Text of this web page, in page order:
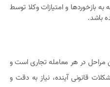
به بازخوردها و امتیازات وکلا توسط
باشد.
مراحل در هر معامله تجاری است و
قانونی آینده، نیاز به دقت و